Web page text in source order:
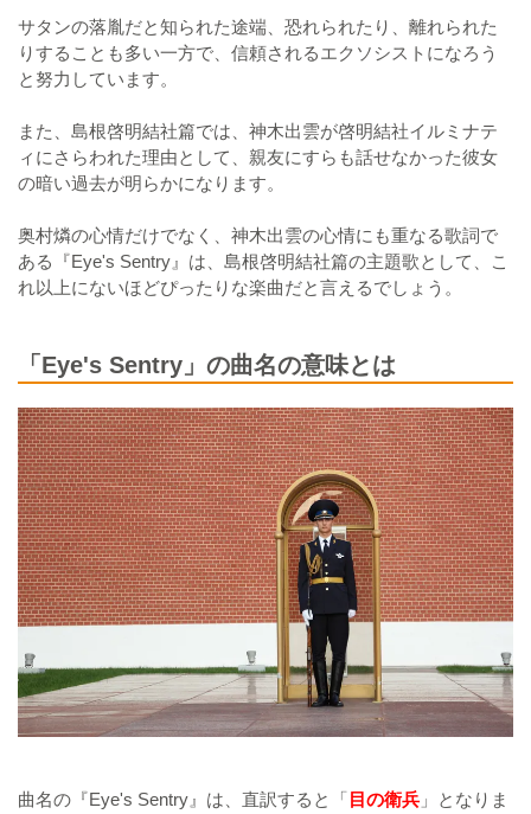
サタンの落胤だと知られた途端、恐れられたり、離れられた
りすることも多い一方で、信頼されるエクソシストになろう
と努力しています。
また、島根啓明結社篇では、神木出雲が啓明結社イルミナテ
ィにさらわれた理由として、親友にすらも話せなかった彼女
の暗い過去が明らかになります。
奥村燐の心情だけでなく、神木出雲の心情にも重なる歌詞で
ある『Eye's Sentry』は、島根啓明結社篇の主題歌として、こ
れ以上にないほどぴったりな楽曲だと言えるでしょう。
「Eye's Sentry」の曲名の意味とは
曲名の『Eye's Sentry』は、直訳すると「 目の衛兵 」となりま